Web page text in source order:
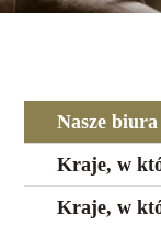
Nasze biura
Kraje, w
Kraje, w